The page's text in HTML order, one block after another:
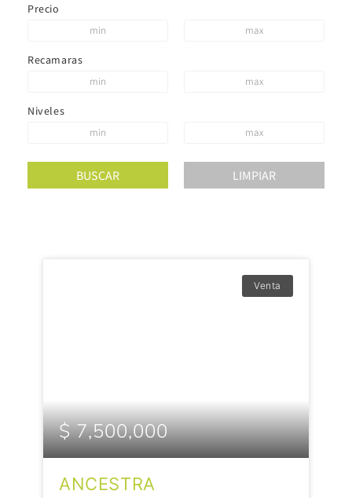
Precio
Recamaras
Niveles
Venta
$ 7,500,000
ANCESTRA